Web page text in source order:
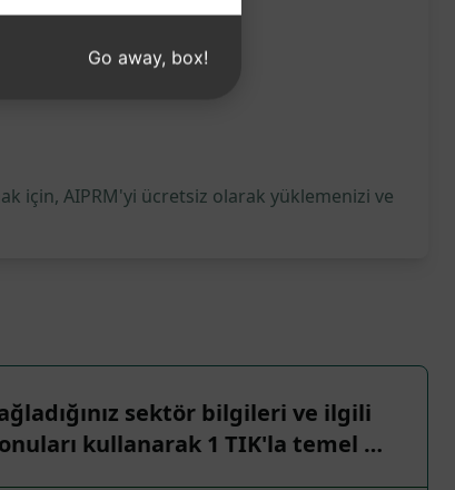
için, AIPRM'yi ücretsiz olarak yüklemenizi ve
sektör bilgileri ve ilgili
kullanarak 1 TIK'la temel …
Go away, box!